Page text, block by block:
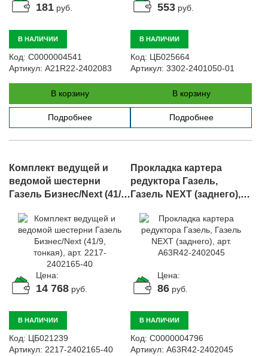
181 руб.
В НАЛИЧИИ
Код: С0000004541
Артикул: A21R22-2402083
В корзину
Подробнее
553 руб.
В НАЛИЧИИ
Код: ЦБ025664
Артикул: 3302-2401050-01
В корзину
Подробнее
Комплект ведущей и
ведомой шестерни
Газель Бизнес/Next (41/9,
2402165-40
Цена:
14 768 руб.
В НАЛИЧИИ
Код: ЦБ021239
Артикул: 2217-2402165-40
Прокладка картера
редуктора Газель,
Газель NEXT (заднего),
Цена:
86 руб.
В НАЛИЧИИ
Код: С0000004796
Артикул: A63R42-2402045